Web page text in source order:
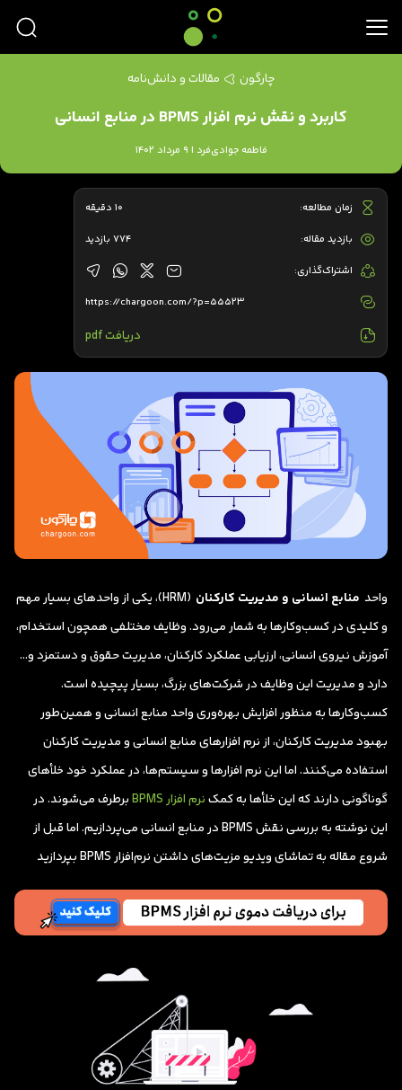
چارگون مقالات و دانش‌نامه
کاربرد و نقش نرم افزار BPMS در منابع انسانی
فاطمه جوادی‌فرد | 9 مرداد 1402
واحد منابع انسانی و مدیریت کارکنان
(HRM)، یکی از واحدهای بسیار مهم
و کلیدی در کسب‌وکارها به شمار می‌رود. وظایف مختلفی همچون استخدام،
آموزش نیروی انسانی، ارزیابی عملکرد کارکنان، مدیریت حقوق و دستمزد و…
دارد و مدیریت این وظایف در شرکت‌های بزرگ، بسیار پیچیده است.
کسب‌وکارها به منظور افزایش بهره‌وری واحد منابع انسانی و همین‌طور
بهبود مدیریت کارکنان، از نرم افزارهای منابع انسانی و مدیریت کارکنان
استفاده می‌کنند. اما این نرم افزارها و سیستم‌ها، در عملکرد خود خلأهای
گوناگونی دارند که این خلأها به کمکنرم افزار BPMS
برطرف می‌شوند. در
این نوشته به بررسی نقش BPMS در منابع انسانی می‌پردازیم. اما قبل از
شروع مقاله به تماشای ویدیو مزیت‌های داشتن نرم‌افزار BPMS بپردازید
زمان مطالعه: 10 دقیقه
بازدید مقاله: 774 بازدید
اشتراک‌گذاری:
https://chargoon.com/?p=55523
دریافت pdf